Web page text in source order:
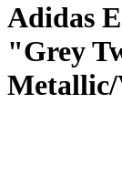
Adidas
"Grey